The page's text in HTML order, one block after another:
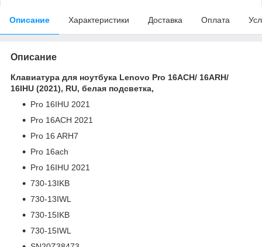
Описание Характеристики Доставка Оплата
Описание
Клавиатура для ноутбука Lenovo Pro 16ACH/ 16ARH/
16IHU (2021), RU, белая подсветка,
Pro 16IHU 2021
Pro 16ACH 2021
Pro 16 ARH7
Pro 16ach
Pro 16IHU 2021
730-13IKB
730-13IWL
730-15IKB
730-15IWL